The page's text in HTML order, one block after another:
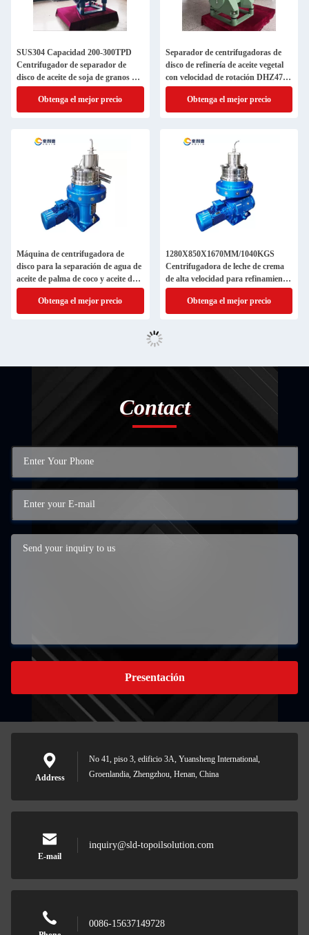
SUS304 Capacidad 200-300TPD
Centrifugador de separador de
disco de aceite de soja de granos de
arroz, girasol, maíz y soja
Obtenga el mejor precio
Separador de centrifugadoras de
disco de refinería de aceite vegetal
con velocidad de rotación DHZ470
y 7070
Obtenga el mejor precio
Máquina de centrifugadora de
disco para la separación de agua de
aceite de palma de coco y aceite de
oliva de látex
Obtenga el mejor precio
1280X850X1670MM/1040KGS
Centrifugadora de leche de crema
de alta velocidad para refinamiento
de aceite
Obtenga el mejor precio
Contact
Presentación
Address
No 41, piso 3, edificio 3A, Yuansheng International,
Groenlandia, Zhengzhou, Henan, China
E-mail
inquiry@sld-topoilsolution.com
0086-15637149728